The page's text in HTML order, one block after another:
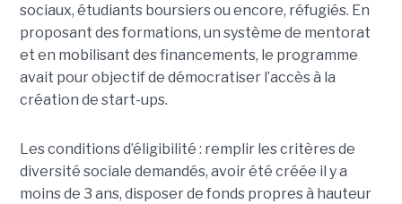
sociaux, étudiants boursiers ou encore, réfugiés. En
proposant des formations, un système de mentorat
et en mobilisant des financements, le programme
avait pour objectif de démocratiser l’accès à la
création de start-ups.
Les conditions d’éligibilité : remplir les critères de
diversité sociale demandés, avoir été créée il y a
moins de 3 ans, disposer de fonds propres à hauteur